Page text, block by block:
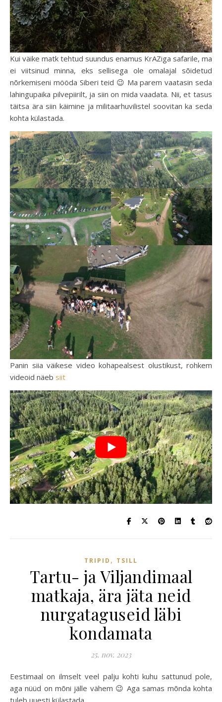
Kui väike matk tehtud suundus enamus KrAZiga safarile, ma
ei viitsinud minna, eks sellisega ole omalajal sõidetud
nõrkemiseni mööda Siberi teid 😉 Ma parem vaatasin seda
lahingupaika pilvepiirilt, ja siin on mida vaadata. Nii, et tasus
täitsa ära siin käimine ja militaarhuvilistel soovitan ka seda
kohta külastada.
Panin siia väikese video kohapealsest olustikust, rohkem
videoid näeb siit
TRIPID , TSILL
Tartu- ja Viljandimaal
matkaja, ära jäta neid
nurgataguseid läbi
kondamata
25. nov. 2023
Eestimaal on ilmselt veel palju kohti kuhu sattunud pole,
aga nüüd on mõni jälle vähem 😉 Aga samas mõnda kohta